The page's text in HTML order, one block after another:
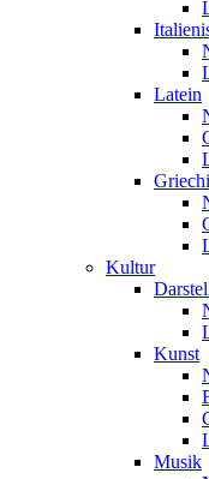
Latein
Kultur
Kunst
Musik